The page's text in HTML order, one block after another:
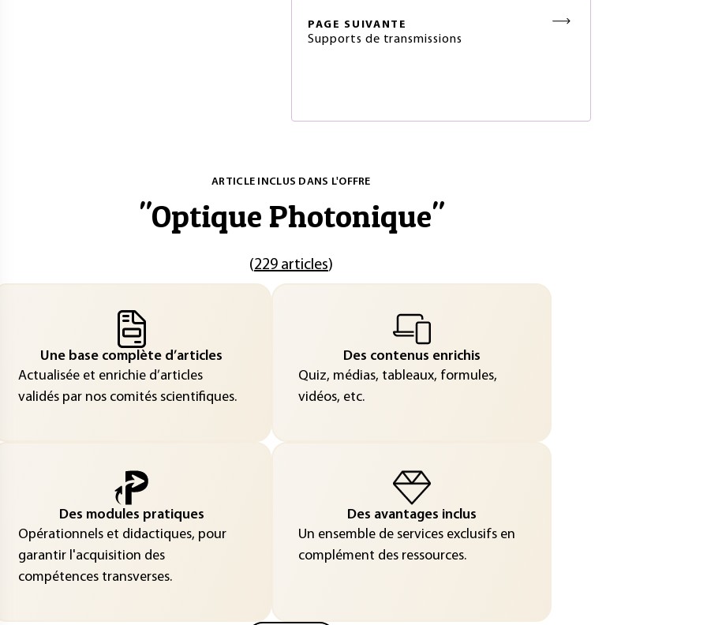
PAGE SUIVANTE
Supports de transmissions
ARTICLE INCLUS DANS L'OFFRE
"Optique Photonique"
(229 articles)
Une base complète d’articles
Actualisée et enrichie d’articles
validés par nos comités scientifiques.
Des contenus enrichis
Quiz, médias, tableaux, formules,
vidéos, etc.
Des modules pratiques
Opérationnels et didactiques, pour
garantir l'acquisition des
compétences transverses.
Des avantages inclus
Un ensemble de services exclusifs en
complément des ressources.